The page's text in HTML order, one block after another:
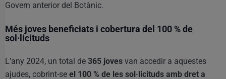
Govern anterior del Botànic.
Més joves beneficiats i cobertura del 100 % de
sol·licituds
L’any 2024, un total de 365 joves van accedir a aquestes
ajudes, cobrint-se el 100 % de les sol·licituds amb dret a